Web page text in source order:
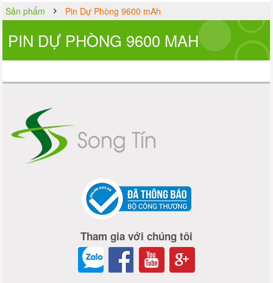
Sản phẩm Pin Dự Phòng 9600 mAh
PIN DỰ PHÒNG 9600 MAH
Tham gia với chúng tôi